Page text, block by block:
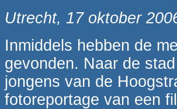
Utrecht, 17 oktober
Inmiddels hebben de
gevonden. Naar de
jongens van de
fotoreportage van een